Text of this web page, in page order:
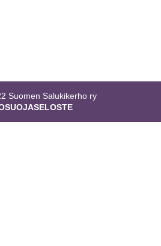
Suomen Salukikerho ry